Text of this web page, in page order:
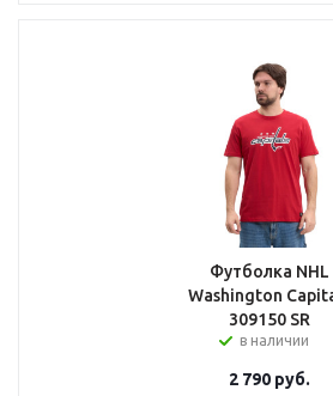
Футболка NHL
Washington
309150 SR
в наличии
2 790руб.